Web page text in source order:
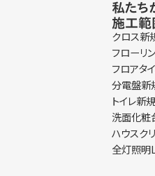
私たち
施工範
クロス新
フローリ
フロアタ
分電盤新
トイレ新
洗面化粧
ハウスク
全灯照明